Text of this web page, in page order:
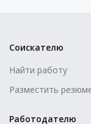
Соискателю
Найти работу
Разместить
Работодателю